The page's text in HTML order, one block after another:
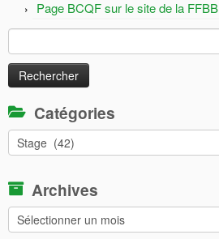
Page BCQF sur le site de la FFBB
Rechercher :
Catégories
Catégories
Archives
Archives